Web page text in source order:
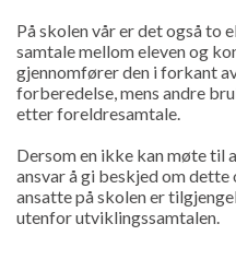
På skolen vår er det også to
samtale mellom eleven og
gjennomfører den i forkant
forberedelse, mens andre
etter foreldresamtale.
Dersom en ikke kan møte til
ansvar å gi beskjed om
ansatte på skolen er
utenfor utviklingssamtalen.